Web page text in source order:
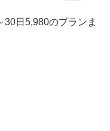
日5,980のプランま